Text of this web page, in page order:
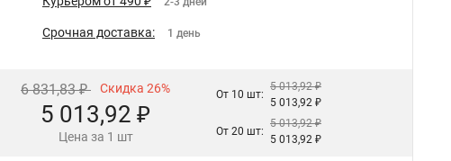
Срочная доставка: 1 день
6 831,83 ₽ Скидка 26%
5 013,92 ₽
Цена за 1 шт
От 10 шт:
5 013,92 ₽
5 013,92 ₽
От 20 шт:
5 013,92 ₽
5 013,92 ₽